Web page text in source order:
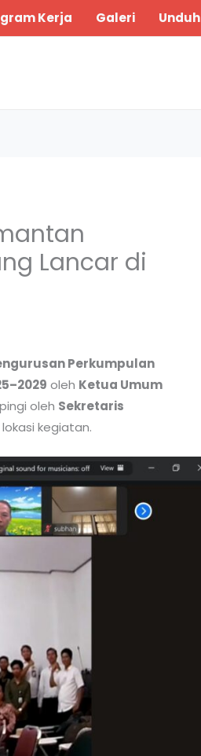
Kerja Galeri Unduh
Lancar di
Perkumpulan
oleh Ketua Umum
oleh Sekretaris
kegiatan.